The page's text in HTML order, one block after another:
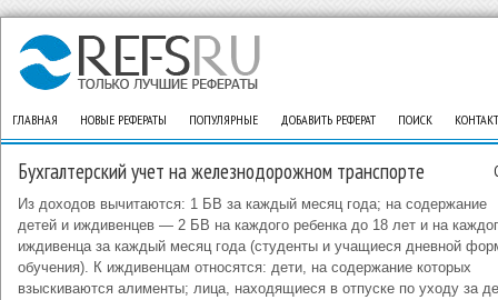
ГЛАВНАЯ НОВЫЕ РЕФЕРАТЫ ПОПУЛЯРНЫЕ ДОБАВИТЬ РЕФЕРАТ ПОИСК
Бухгалтерский учет на железнодорожном транспорте
Из доходов вычитаются: 1 БВ за каждый месяц года; на содержание
детей и иждивенцев — 2 БВ на каждого ребенка до 18 лет и на
иждивенца за каждый месяц года (студенты и учащиеся дневной
обучения). К иждивенцам относятся: дети, на содержание которых
взыскиваются алименты; лица, находящиеся в отпуске по уходу за